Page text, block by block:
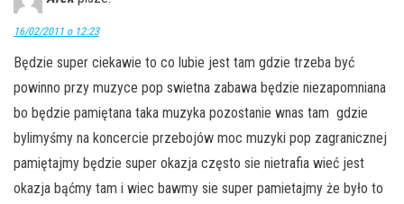
16/02/2011 o 12:23
Będzie super ciekawie to co lubie jest tam gdzie trzeba być
powinno przy muzyce pop swietna zabawa będzie niezapomniana
bo będzie pamiętana taka muzyka pozostanie wnas tam gdzie
bylimyśmy na koncercie przebojów moc muzyki pop zagranicznej
pamiętajmy będzie super okazja często sie nietrafia wieć jest
okazja bąćmy tam i wiec bawmy sie super pamietajmy że było to